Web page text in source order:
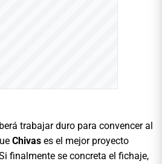
trabajar duro para convencer al
Chivas es el mejor proyecto
finalmente se concreta el fichaje,